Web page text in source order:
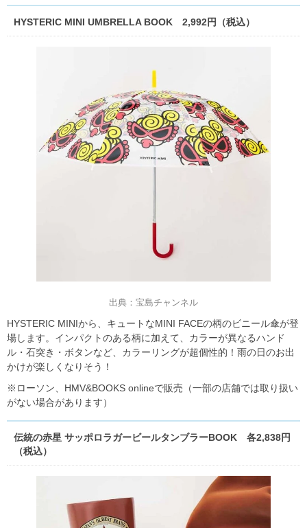
HYSTERIC MINI UMBRELLA BOOK 2,992円（税込）
出典：宝島チャンネル
HYSTERIC MINIから、キュートなMINI FACEの柄のビニール傘が登
場します。インパクトのある柄に加えて、カラーが異なるハンド
ル・石突き・ボタンなど、カラーリングが超個性的！雨の日のお出
かけが楽しくなりそう！
※ローソン、HMV&BOOKS onlineで販売（一部の店舗では取り扱い
がない場合があります）
伝統の赤星 サッポロラガービールタンブラーBOOK 各2,838円
（税込）